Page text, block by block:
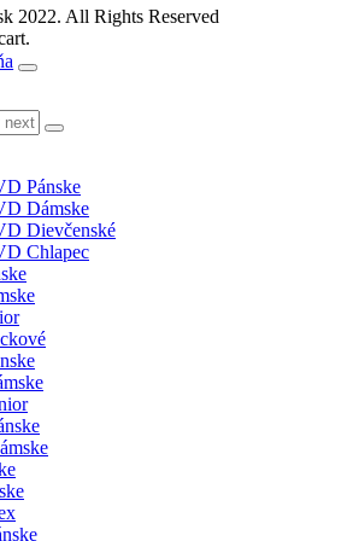
2022. All Rights Reserved
Pánske
Dámske
Dievčenské
Chlapec